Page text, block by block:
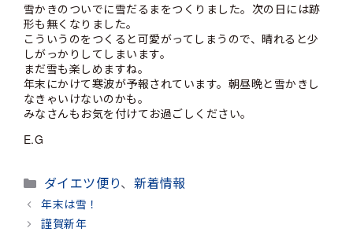
雪かきのついでに雪だるまをつくりました。次の日には跡
形も無くなりました。
こういうのをつくると可愛がってしまうので、晴れると少
しがっかりしてしまいます。
まだ雪も楽しめますね。
年末にかけて寒波が予報されています。朝昼晩と雪かきし
なきゃいけないのかも。
みなさんもお気を付けてお過ごしください。
E.G
カ
テ
ゴ
ダイエツ便り、 新着情報
年末は雪！
謹賀新年